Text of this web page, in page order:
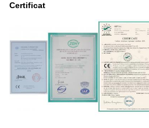
Certificat